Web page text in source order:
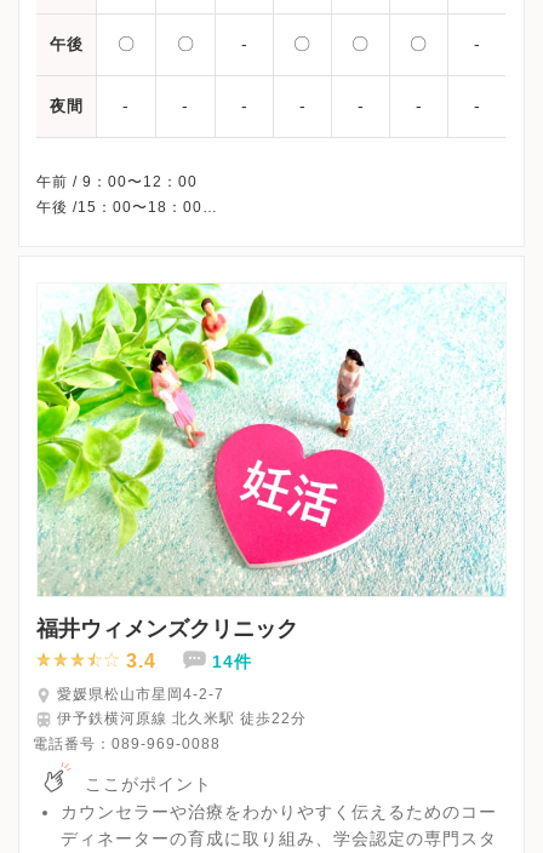
午後 〇 〇 - 〇 〇 〇 -
夜間 - - - - - - -
午前 / 9：00〜12：00
午後 /15：00〜18：00
※受診前には必ずクリニックHPを確認、または直接お問い合わせ
福井ウィメンズクリニック
3.4 14件
愛媛県松山市星岡4-2-7
伊予鉄横河原線 北久米駅 徒歩22分
電話番号： 089-969-0088
ここがポイント
カウンセラーや治療をわかりやすく伝えるためのコー
ディネーターの育成に取り組み、学会認定の専門スタ